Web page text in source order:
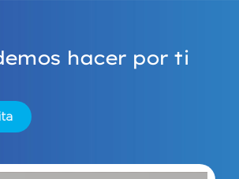
hacer por ti